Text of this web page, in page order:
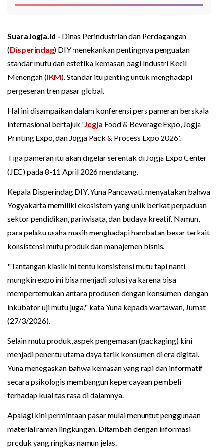
SuaraJogja.id - Dinas Perindustrian dan Perdagangan
(Disperindag) DIY menekankan pentingnya penguatan
standar mutu dan estetika kemasan bagi Industri Kecil
Menengah (IKM). Standar itu penting untuk menghadapi
pergeseran tren pasar global.
Hal ini disampaikan dalam konferensi pers pameran berskala
internasional bertajuk 'Jogja Food & Beverage Expo, Jogja
Printing Expo, dan Jogja Pack & Process Expo 2026'.
Tiga pameran itu akan digelar serentak di Jogja Expo Center
(JEC) pada 8-11 April 2026 mendatang.
Kepala Disperindag DIY, Yuna Pancawati, menyatakan bahwa
Yogyakarta memiliki ekosistem yang unik berkat perpaduan
sektor pendidikan, pariwisata, dan budaya kreatif. Namun,
para pelaku usaha masih menghadapi hambatan besar terkait
konsistensi mutu produk dan manajemen bisnis.
"Tantangan klasik ini tentu konsistensi mutu tapi nanti
mungkin expo ini bisa menjadi solusi ya karena bisa
mempertemukan antara produsen dengan konsumen, dengan
inkubator uji mutu juga," kata Yuna kepada wartawan, Jumat
(27/3/2026).
Selain mutu produk, aspek pengemasan (packaging) kini
menjadi penentu utama daya tarik konsumen di era digital.
Yuna menegaskan bahwa kemasan yang rapi dan informatif
secara psikologis membangun kepercayaan pembeli
terhadap kualitas rasa di dalamnya.
Apalagi kini permintaan pasar mulai menuntut penggunaan
material ramah lingkungan. Ditambah dengan informasi
produk yang ringkas namun jelas.